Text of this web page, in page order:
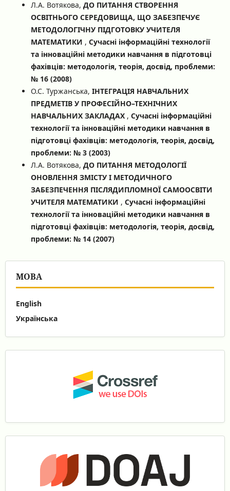
Л.А. Вотякова, ДО ПИТАННЯ СТВОРЕННЯ
ОСВІТНЬОГО СЕРЕДОВИЩА, ЩО ЗАБЕЗПЕЧУЄ
МЕТОДОЛОГІЧНУ ПІДГОТОВКУ УЧИТЕЛЯ
МАТЕМАТИКИ , Сучасні інформаційні технології
та інноваційні методики навчання в підготовці
фахівців: методологія, теорія, досвід, проблеми:
№ 16 (2008)
О.С. Туржанська, ІНТЕГРАЦІЯ НАВЧАЛЬНИХ
ПРЕДМЕТІВ У ПРОФЕСІЙНО–ТЕХНІЧНИХ
НАВЧАЛЬНИХ ЗАКЛАДАХ , Сучасні інформаційні
технології та інноваційні методики навчання в
підготовці фахівців: методологія, теорія, досвід,
проблеми: № 3 (2003)
Л.А. Вотякова, ДО ПИТАННЯ МЕТОДОЛОГІЇ
ОНОВЛЕННЯ ЗМІСТУ І МЕТОДИЧНОГО
ЗАБЕЗПЕЧЕННЯ ПІСЛЯДИПЛОМНОЇ САМООСВІТИ
УЧИТЕЛЯ МАТЕМАТИКИ , Сучасні інформаційні
технології та інноваційні методики навчання в
підготовці фахівців: методологія, теорія, досвід,
проблеми: № 14 (2007)
МОВА
English
Українська